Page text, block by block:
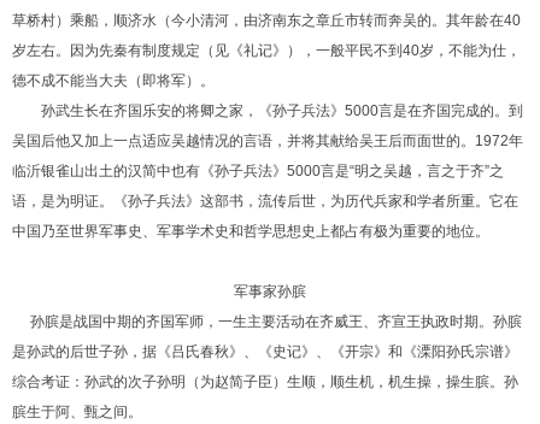
草桥村）乘船，顺济水（今小清河，由济南东之章丘市转而奔吴的。其年龄在40
岁左右。因为先秦有制度规定（见《礼记》），一般平民不到40岁，不能为仕，
德不成不能当大夫（即将军）。
孙武生长在齐国乐安的将卿之家，《孙子兵法》 5000言是在齐国完成的。到
吴国后他又加上一点适应吴越情况的言语，并将其献给吴王后而面世的。 1972年
临沂银雀山出土的汉简中也有《孙子兵法》 5000言是“明之吴越，言之于齐”之
语，是为明证。《孙子兵法》这部书，流传后世，为历代兵家和学者所重。它在
中国乃至世界军事史、军事学术史和哲学思想史上都占有极为重要的地位。
军事家孙膑
孙膑是战国中期的齐国军师，一生主要活动在齐威王、齐宣王执政时期。孙膑
是孙武的后世子孙，据《吕氏春秋》、《史记》、《开宗》和《溧阳孙氏宗谱》
综合考证：孙武的次子孙明（为赵简子臣）生顺，顺生机，机生操，操生膑。孙
膑生于阿、甄之间。